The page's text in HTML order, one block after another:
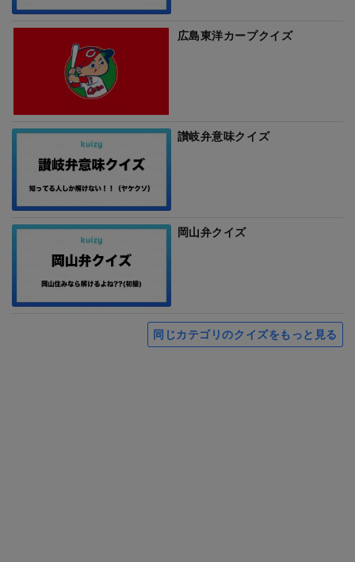
広島東洋カープクイズ
讃岐弁意味クイズ
岡山弁クイズ
同じカテゴリのクイズをもっと見る